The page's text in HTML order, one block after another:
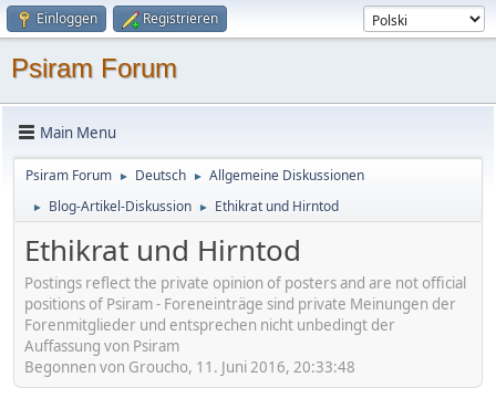
Einloggen Registrieren
Psiram Forum
Main Menu
Psiram Forum ► Deutsch ► Allgemeine Diskussionen
► Blog-Artikel-Diskussion ► Ethikrat und Hirntod
Ethikrat und Hirntod
Postings reflect the private opinion of posters and are not official
positions of Psiram - Foreneinträge sind private Meinungen der
Forenmitglieder und entsprechen nicht unbedingt der
Auffassung von Psiram
Begonnen von Groucho, 11. Juni 2016, 20:33:48